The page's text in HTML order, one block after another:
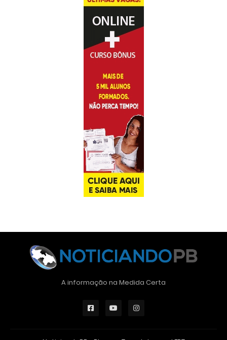
A informação na Medida Certa